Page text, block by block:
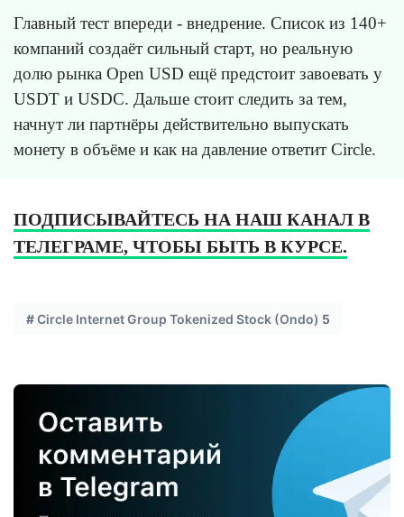
Главный тест впереди - внедрение. Список из 140+
компаний создаёт сильный старт, но реальную
долю рынка Open USD ещё предстоит завоевать у
USDT и USDC. Дальше стоит следить за тем,
начнут ли партнёры действительно выпускать
монету в объёме и как на давление ответит Circle.
ПОДПИСЫВАЙТЕСЬ НА НАШ КАНАЛ В
ТЕЛЕГРАМЕ, ЧТОБЫ БЫТЬ В КУРСЕ.
#Circle Internet Group Tokenized Stock (Ondo) 5